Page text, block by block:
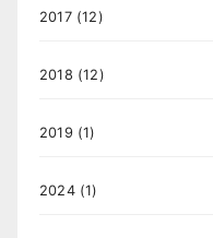
2017(12)
2018 (12)
2019 (1)
2024(1)